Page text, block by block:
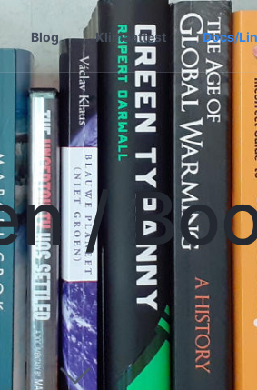
Blog Klimaattest Docs/
/